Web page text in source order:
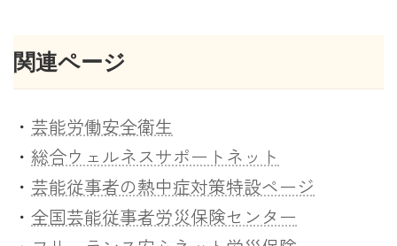
関連ページ
・ 芸能労働安全衛生
・ 総合ウェルネスサポートネット
・ 芸能従事者の熱中症対策特設ページ
・ 全国芸能従事者労災保険センター